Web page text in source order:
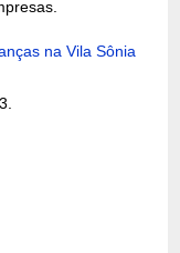
na Vila Sônia